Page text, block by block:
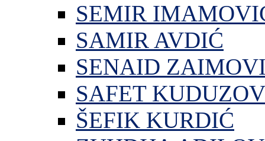
SEMIR
SAMIR AVDIĆ
SENAID
SAFET
ŠEFIK KURDIĆ